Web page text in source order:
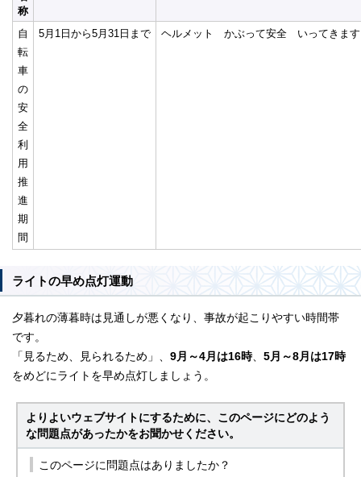
称
自
転
車
の
安
全
利
用
推
進
期
間
5月1日から5月31日まで ヘルメット かぶって安全 いってきま
ライトの早め点灯運動
夕暮れの薄暮時は見通しが悪くなり、事故が起こりやすい時間帯
です。
「見るため、見られるため」、 9月～4月は16時、 5月～8月は17時
をめどにライトを早め点灯しましょう。
よりよいウェブサイトにするために、このページにどのよう
な問題点があったかをお聞かせください。
このページに問題点はありましたか？